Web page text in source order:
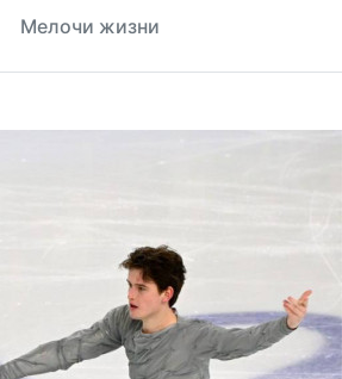
Мелочи жизни